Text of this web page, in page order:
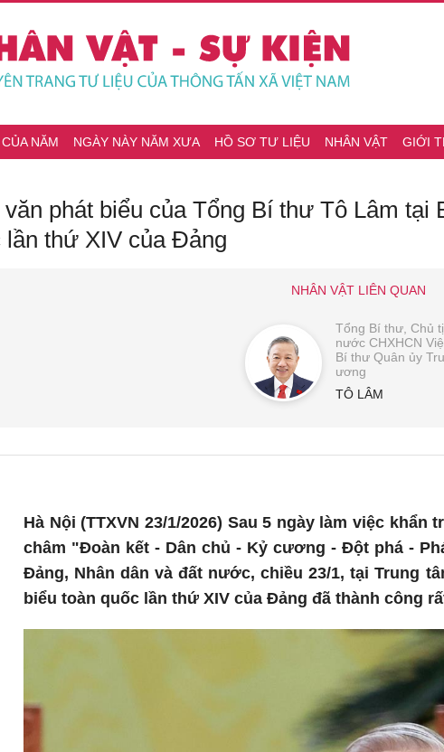
NĂM NGÀY NÀY NĂM XƯA HỒ SƠ TƯ LIỆU NHÂN VẬT GIỚI
văn phát biểu của Tổng Bí thư Tô Lâm tại
lần thứ XIV của Đảng
NHÂN VẬT LIÊN QUAN
Tổng Bí thư, Chủ
nước CHXHCN
Bí thư Quân ủy
ương
TÔ LÂM
Hà Nội (TTXVN 23/1/2026) Sau 5 ngày làm việc
châm "Đoàn kết - Dân chủ - Kỷ cương - Đột phá -
Đảng, Nhân dân và đất nước, chiều 23/1, tại Trung
biểu toàn quốc lần thứ XIV của Đảng đã thành công